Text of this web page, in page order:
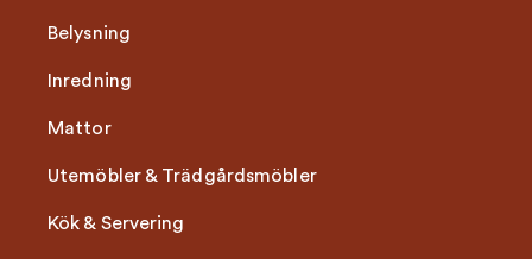
Belysning
Inredning
Mattor
Utemöbler & Trädgårdsmöbler
Kök & Servering